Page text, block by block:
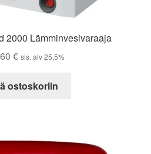
2000 Lämminvesivaraaja
€ sis. alv 25,5%
ostoskoriin